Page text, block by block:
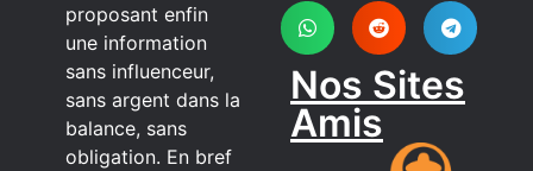
proposant enfin
une information
sans influenceur,
sans argent dans la
balance, sans
obligation. En bref
Nos Sites
Amis